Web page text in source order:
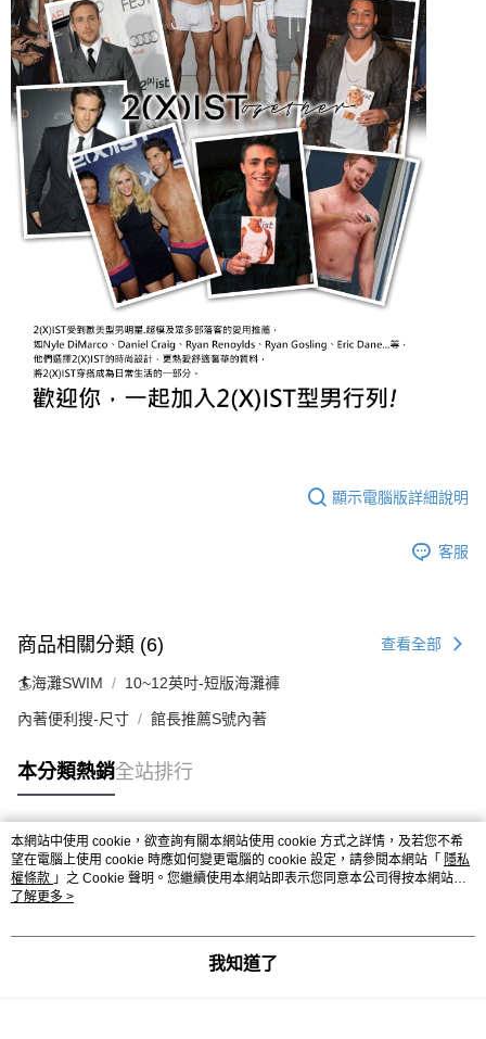
顯示電腦版詳細說明
客服
商品相關分類 (6) 查看全部
🏄海灘SWIM 10~12英吋-短版海灘褲
內著便利搜-尺寸 館長推薦S號內著
本分類熱銷全站排行
熱門標籤
本網站中使用 cookie，欲查詢有關本網站使用 cookie 方式之詳情，及若您不希
望在電腦上使用 cookie 時應如何變更電腦的 cookie 設定，請參閱本網站「 隱私
權條款 」之 Cookie 聲明。您繼續使用本網站即表示您同意本公司得按本網站使
用條款之 Cookie 聲明使用 cookie。
了解更多 >
我知道了